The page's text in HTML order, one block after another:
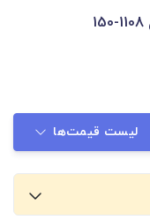
لیست قیمت‌ها